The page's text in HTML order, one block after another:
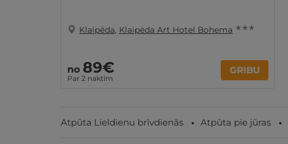
Klaipēda, Klaipėda Art Hotel Bohema ★ ★ ★
no 89€
Par 2 naktīm
GRIBU
Atpūta Lieldienu brīvdienās Atpūta pie jūras